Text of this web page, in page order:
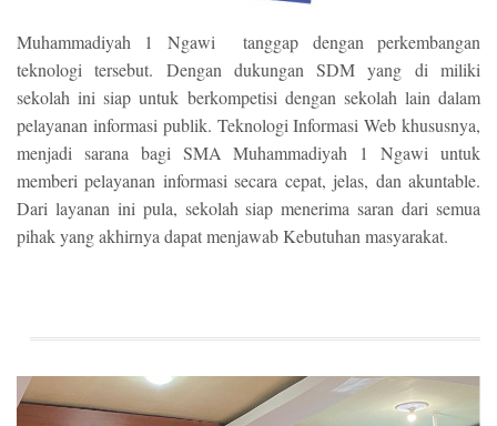
Muhammadiyah 1 Ngawi tanggap dengan perkembangan
teknologi tersebut. Dengan dukungan SDM yang di miliki
sekolah ini siap untuk berkompetisi dengan sekolah lain dalam
pelayanan informasi publik. Teknologi Informasi Web khususnya,
menjadi sarana bagi SMA Muhammadiyah 1 Ngawi untuk
memberi pelayanan informasi secara cepat, jelas, dan akuntable.
Dari layanan ini pula, sekolah siap menerima saran dari semua
pihak yang akhirnya dapat menjawab Kebutuhan masyarakat.